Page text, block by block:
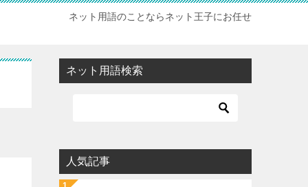
ネット用語のことならネット王子にお任せ
ネット用語検索
人気記事